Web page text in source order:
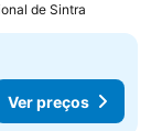
de Sintra
Ver preços